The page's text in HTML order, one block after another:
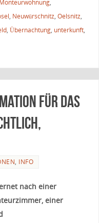
Monteurwohnung,
, Neuwürschnitz, Oelsnitz,
, Übernachtung, unterkunft,
für das
, INFO
nach einer
einer